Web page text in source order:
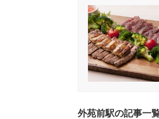
外苑前駅の記事一